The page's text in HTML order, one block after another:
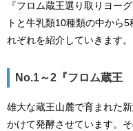
『フロム蔵王選り取りヨー
トと牛乳類10種類の中から
れぞれを紹介していきます。
No.1～2『フロム蔵王
雄大な蔵王山麓で育まれた
かけて発酵させています。